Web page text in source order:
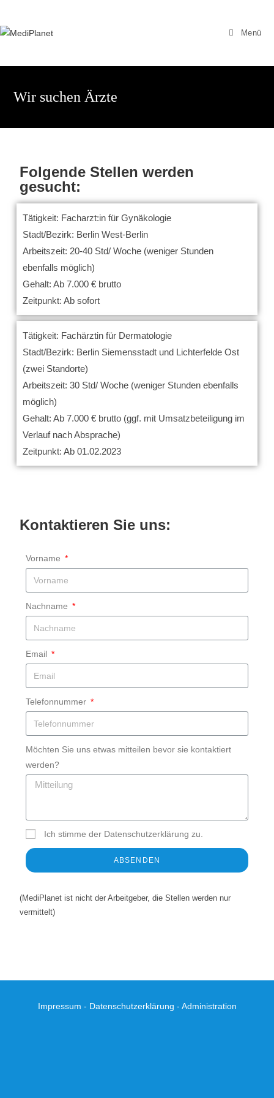
Menü
Wir suchen Ärzte
Folgende Stellen werden
gesucht:
Tätigkeit: Facharzt:in für Gynäkologie
Stadt/Bezirk: Berlin West-Berlin
Arbeitszeit: 20-40 Std/ Woche (weniger Stunden
ebenfalls möglich)
Gehalt: Ab 7.000 € brutto
Zeitpunkt: Ab sofort
Tätigkeit: Fachärztin für Dermatologie
Stadt/Bezirk: Berlin Siemensstadt und Lichterfelde Ost
(zwei Standorte)
Arbeitszeit: 30 Std/ Woche (weniger Stunden ebenfalls
möglich)
Gehalt: Ab 7.000 € brutto (ggf. mit Umsatzbeteiligung im
Verlauf nach Absprache)
Zeitpunkt: Ab 01.02.2023
Kontaktieren Sie uns:
Vorname
Nachname
Email
Telefonnummer
Möchten Sie uns etwas mitteilen bevor sie kontaktiert
werden?
Ich stimme der Datenschutzerklärung zu.
ABSENDEN
(MediPlanet ist nicht der Arbeitgeber, die Stellen werden nur
vermittelt)
Impressum - Datenschutzerklärung - Administration